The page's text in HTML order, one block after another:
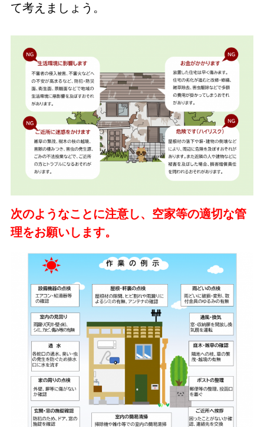
て考えましょう。
次のようなことに注意し、空家等の適切な管
理をお願いします。